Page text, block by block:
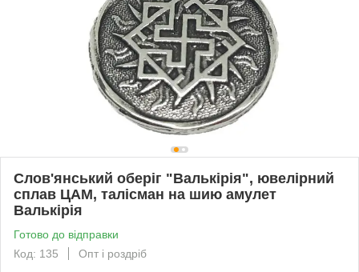
Слов'янський оберіг "Валькірія", ювелірний
сплав ЦАМ, талісман на шию амулет
Валькірія
Готово до відправки
Код: 135
Опт і роздріб